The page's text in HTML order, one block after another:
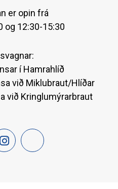
er opin frá
og 12:30-15:30
í Hamrahlíð
við Miklubraut/Hlíðar
við Kringlumýrarbraut